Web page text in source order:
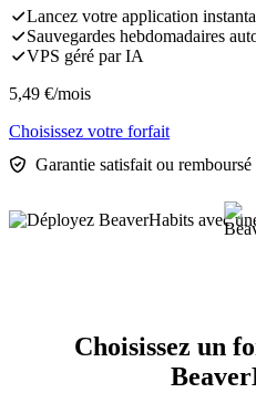
Lancez votre application
Sauvegardes hebdomadaires
VPS géré par IA
5,49 €/mois
Choisissez votre forfait
Garantie satisfait ou
Choisissez un